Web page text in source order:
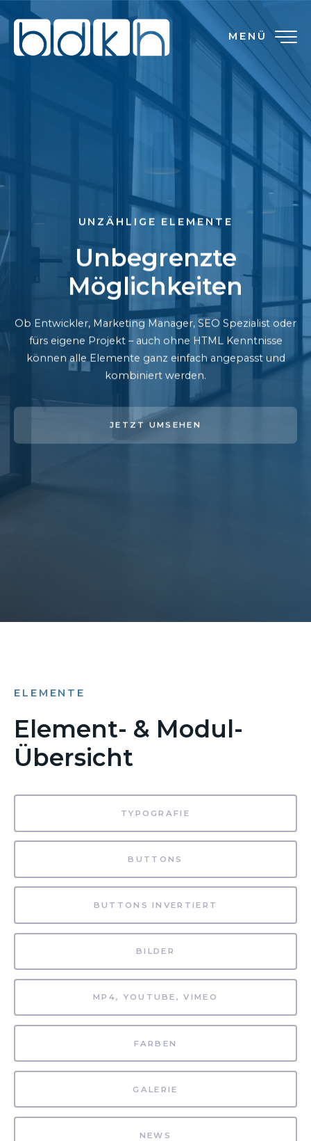
MENÜ
UNZÄHLIGE ELEMENTE
Unbegrenzte
Möglichkeiten
Ob Entwickler, Marketing Manager, SEO Spezialist oder
fürs eigene Projekt – auch ohne HTML Kenntnisse
können alle Elemente ganz einfach angepasst und
kombiniert werden.
JETZT UMSEHEN
ELEMENTE
Element- & Modul-
Übersicht
TYPOGRAFIE
BUTTONS
BUTTONS INVERTIERT
BILDER
MP4, YOUTUBE, VIMEO
FARBEN
GALERIE
NEWS